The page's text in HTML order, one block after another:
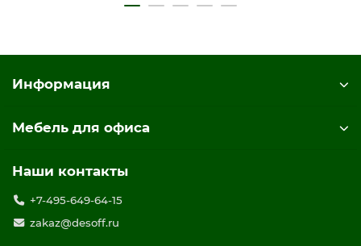
Информация
Мебель для офиса
Наши контакты
+7-495-649-64-15
zakaz@desoff.ru